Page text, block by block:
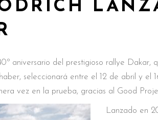
aniversario del prestigioso rallye
haber, seleccionará entre el 12 de abril y
vez en la prueba, gracias al Good
Lanzado en